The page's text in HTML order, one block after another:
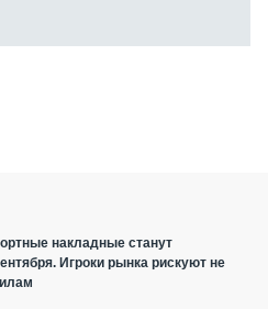
накладные станут
Игроки рынка рискуют не